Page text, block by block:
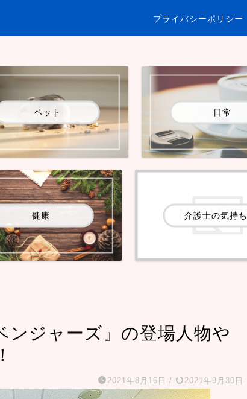
プライバシーポリシー
ペット 日常
健康 介護士の気持ち
ンジャーズ』の登場人物や
2021年8月16日 / 2021年9月30日